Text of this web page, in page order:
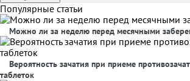
Популярные статьи
Можно ли за неделю перед месячными
Вероятность зачатия при приеме
таблеток